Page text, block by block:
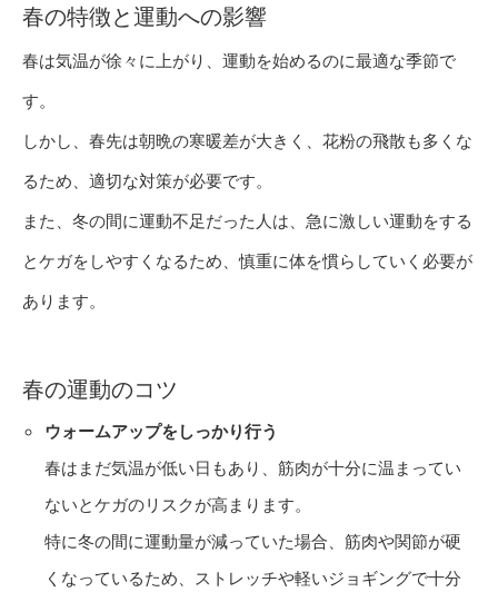
春の特徴と運動への影響
春は気温が徐々に上がり、運動を始めるのに最適な季節で
す。
しかし、春先は朝晩の寒暖差が大きく、花粉の飛散も多くな
るため、適切な対策が必要です。
また、冬の間に運動不足だった人は、急に激しい運動をする
とケガをしやすくなるため、慎重に体を慣らしていく必要が
あります。
春の運動のコツ
ウォームアップをしっかり行う
春はまだ気温が低い日もあり、筋肉が十分に温まってい
ないとケガのリスクが高まります。
特に冬の間に運動量が減っていた場合、筋肉や関節が硬
くなっているため、ストレッチや軽いジョギングで十分